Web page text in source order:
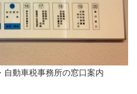
自動車税事務所の窓口案内